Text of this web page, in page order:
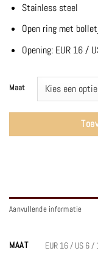
Stainless steel
Open ring met
Opening: EUR 16 /
Maat
Aanvullende informatie
MAAT EUR 16 / US 6